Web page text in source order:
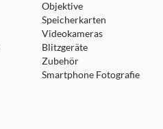
Objektive
Speicherkarten
Videokameras
Blitzgeräte
Zubehör
Smartphone Fotografie